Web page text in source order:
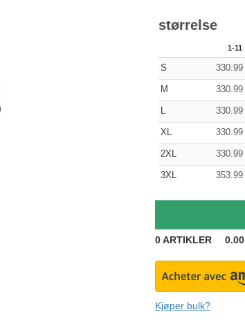
størrelse
1-11
S 330.99
M 330.99
L 330.99
XL 330.99
2XL 330.99
3XL 353.99
0ARTIKLER 0.00
Kjøper bulk?